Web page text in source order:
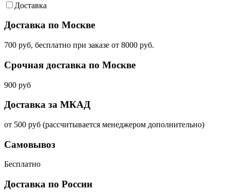
Доставка
Доставка по Москве
700 руб, бесплатно при заказе от 8000 руб.
Срочная доставка по Москве
900 руб
Доставка за МКАД
от 500 руб (рассчитывается менеджером дополнительно)
Самовывоз
Бесплатно
Доставка по России